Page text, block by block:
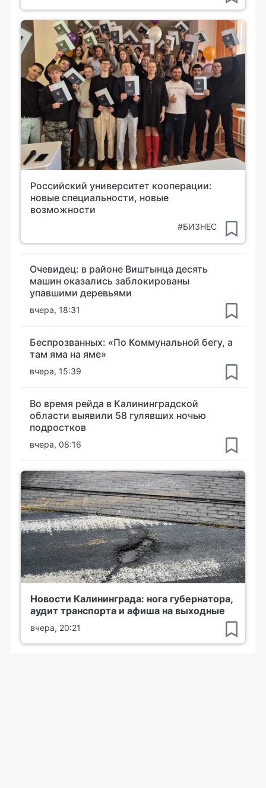
Российский университет кооперации:
новые специальности, новые
возможности
#БИЗНЕС
Очевидец: в районе Виштынца десять
машин оказались заблокированы
упавшими деревьями
вчера, 18:31
Беспрозванных: «По Коммунальной бегу, а
там яма на яме»
вчера, 15:39
Во время рейда в Калининградской
области выявили 58 гулявших ночью
подростков
вчера, 08:16
Новости Калининграда: нога губернатора,
аудит транспорта и афиша на выходные
вчера, 20:21